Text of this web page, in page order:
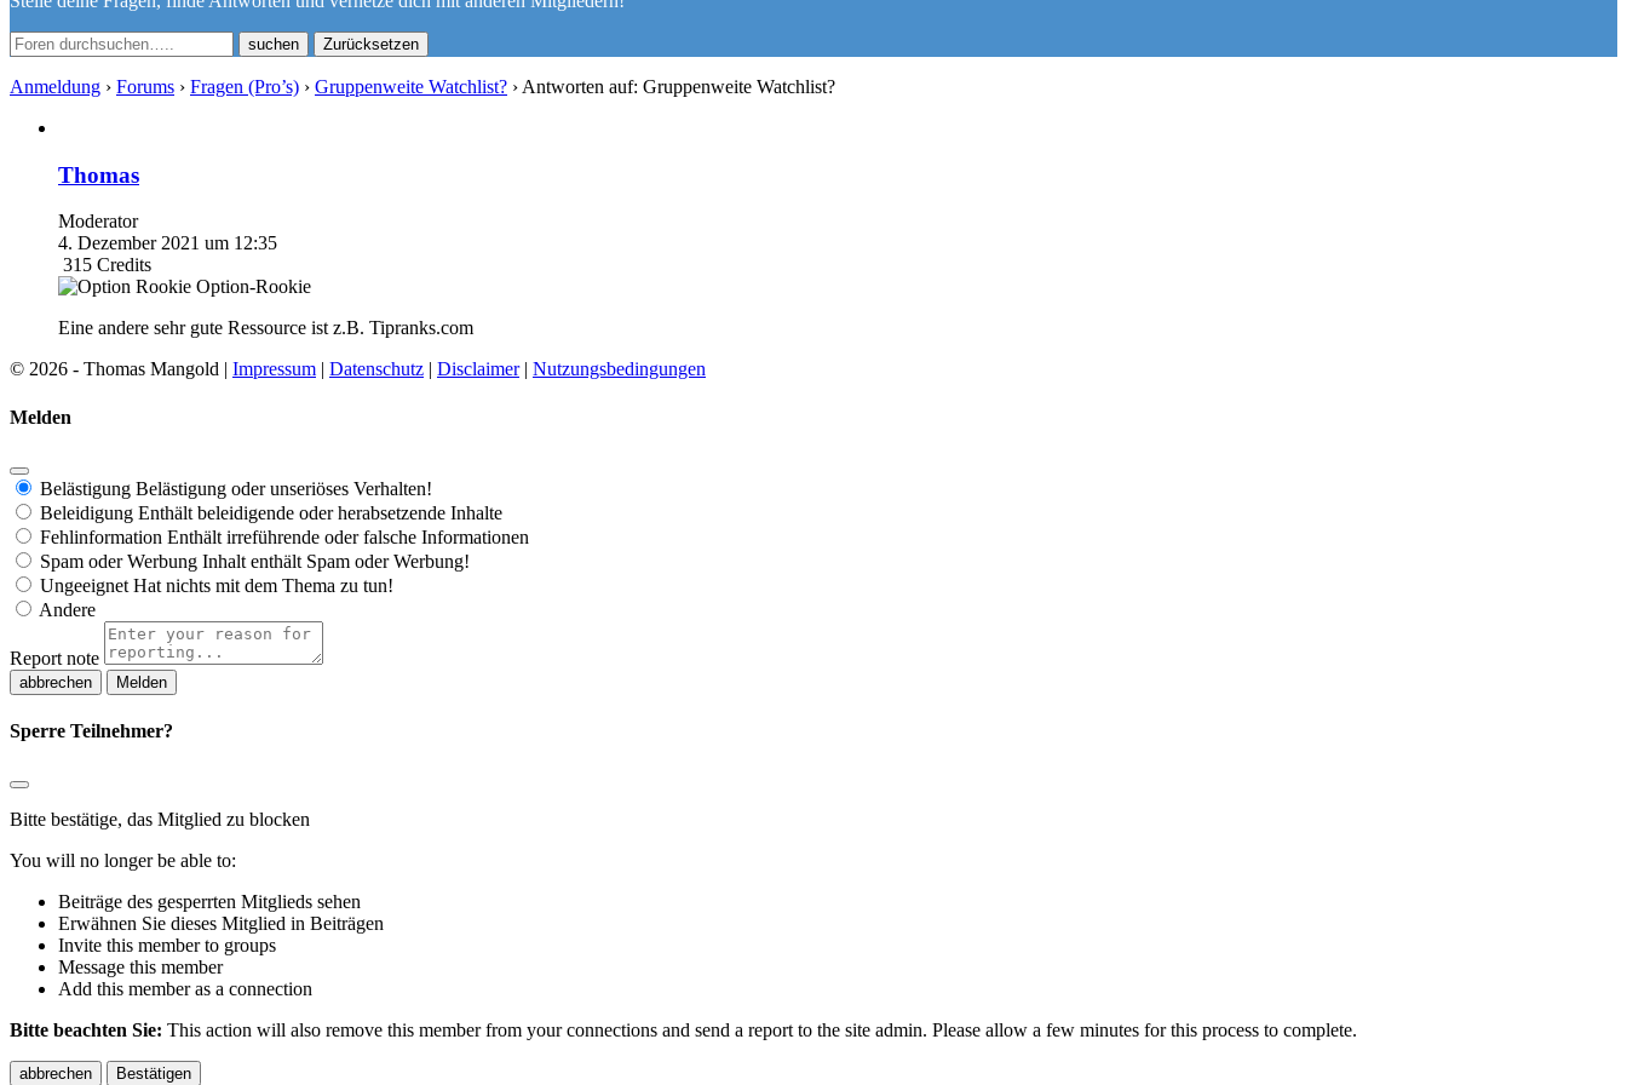
Zurücksetzen
Anmeldung › Forums › Fragen (Pro’s) › Gruppenweite Watchlist? › Antworten auf: Gruppenweite Watchlist?
Thomas
Moderator
4. Dezember 2021 um 12:35
315 Credits
Option-Rookie
Eine andere sehr gute Ressource ist z.B. Tipranks.com
© 2026 - Thomas Mangold | Impressum | Datenschutz | Disclaimer| Nutzungsbedingungen
Melden
Belästigung Belästigung oder unseriöses Verhalten!
Beleidigung Enthält beleidigende oder herabsetzende Inhalte
Fehlinformation Enthält irreführende oder falsche Informationen
Spam oder Werbung Inhalt enthält Spam oder Werbung!
Ungeeignet Hat nichts mit dem Thema zu tun!
Andere
Report note
Melden
Sperre Teilnehmer?
Bitte bestätige, das Mitglied zu blocken
You will no longer be able to:
Beiträge des gesperrten Mitglieds sehen
Erwähnen Sie dieses Mitglied in Beiträgen
Invite this member to groups
Message this member
Add this member as a connection
Bitte beachten Sie: This action will also remove this member from your connections and send a report to the site admin. Please allow a few minutes for this process to complete.
Bestätigen